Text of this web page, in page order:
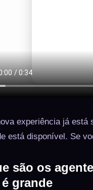
experiência já está
está disponível. Se
são os
grande